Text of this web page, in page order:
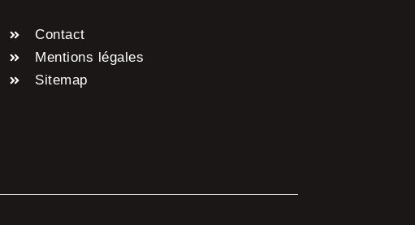
Contact
Mentions légales
Sitemap